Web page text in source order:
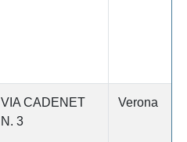
VIA CADENET
N. 3
Verona